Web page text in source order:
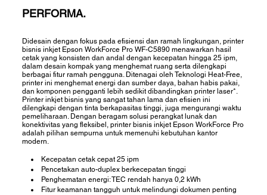
PERFORMA.
Didesain dengan fokus pada efisiensi dan ramah lingkungan, printer
bisnis inkjet Epson WorkForce Pro WF-C5890 menawarkan hasil
cetak yang konsisten dan andal dengan kecepatan hingga 25 ipm,
dalam desain kompak yang menghemat ruang serta dilengkapi
berbagai fitur ramah pengguna. Ditenagai oleh Teknologi Heat-Free,
printer ini menghemat energi dan sumber daya, bahan habis pakai,
dan komponen pengganti lebih sedikit dibandingkan printer laser*.
Printer inkjet bisnis yang sangat tahan lama dan efisien ini
dilengkapi dengan tinta berkapasitas tinggi, juga mengurangi waktu
pemeliharaan. Dengan beragam solusi perangkat lunak dan
konektivitas yang fleksibel, printer bisnis inkjet Epson WorkForce Pro
adalah pilihan sempurna untuk memenuhi kebutuhan kantor
modern.
Kecepatan cetak cepat 25 ipm
Pencetakan auto-duplex berkecepatan tinggi
Penghematan energi: TEC rendah hanya 0,2 kWh
Fitur keamanan tangguh untuk melindungi dokumen penting